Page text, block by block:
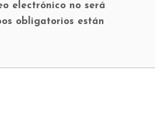
electrónico no será
obligatorios están